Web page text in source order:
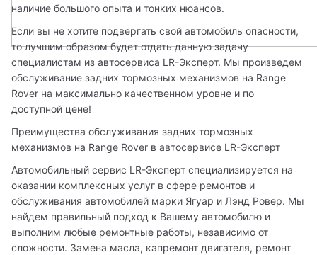
наличие большого опыта и тонких нюансов.
Если вы не хотите подвергать свой автомобиль опасности,
то лучшим образом будет отдать данную задачу
специалистам из автосервиса LR-Эксперт. Мы произведем
обслуживание задних тормозных механизмов на Range
Rover на максимально качественном уровне и по
доступной цене!
Преимущества обслуживания задних тормозных
механизмов на Range Rover в автосервисе LR-Эксперт
Автомобильный сервис LR-Эксперт специализируется на
оказании комплексных услуг в сфере ремонтов и
обслуживания автомобилей марки Ягуар и Лэнд Ровер. Мы
найдем правильный подход к Вашему автомобилю и
выполним любые ремонтные работы, независимо от
сложности. Замена масла, капремонт двигателя, ремонт